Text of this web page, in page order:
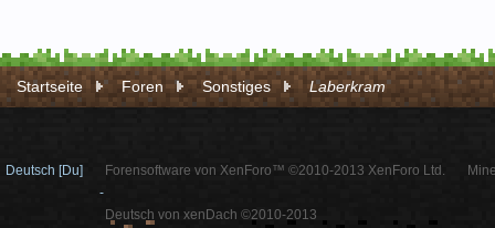
Startseite Foren Sonstiges Laberkram
Deutsch [Du]
Forensoftware von XenForo™ ©2010-2013 XenForo Ltd.
-
Deutsch von xenDach ©2010-2013